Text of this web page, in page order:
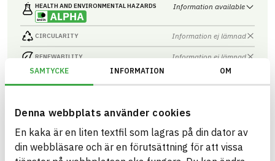
SAMTYCKE INFORMATION OM
Denna webbplats använder cookies
En kaka är en liten textfil som lagras på din dator av
din webbläsare och är en förutsättning för att vissa
HEALTH AND ENVIRONMENTAL HAZARDS Information available
CIRCULARITY Information ej lämnad
RENEWABILITY Information ej lämnad
Asfaltmassa AG